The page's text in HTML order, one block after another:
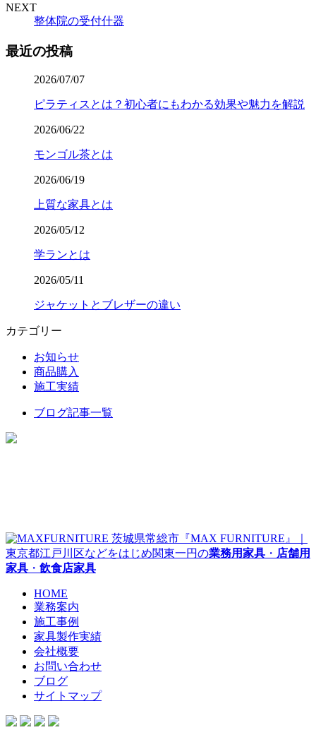
NEXT
整体院の受付什器
最近の投稿
2026/07/07
ピラティスとは？初心者にもわかる効果や魅力を解説
2026/06/22
モンゴル茶とは
2026/06/19
上質な家具とは
2026/05/12
学ランとは
2026/05/11
ジャケットとブレザーの違い
カテゴリー
お知らせ
商品購入
施工実績
ブログ記事一覧
茨城県常総市『MAX FURNITURE』｜
東京都江戸川区などをはじめ関東一円の業務用家具 ・ 店舗用
家具 ・ 飲食店家具
HOME
業務案内
施工事例
家具製作実績
会社概要
お問い合わせ
ブログ
サイトマップ